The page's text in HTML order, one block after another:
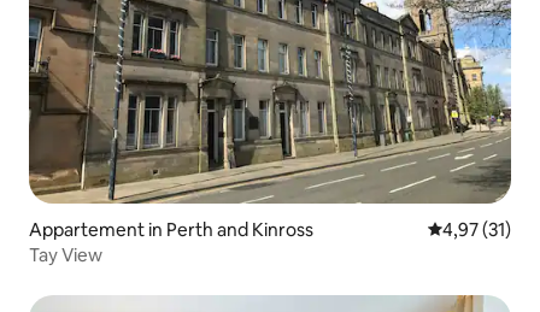
Appartement in Perth and Kinross Gemiddelde
4,97 (31)
Tay View